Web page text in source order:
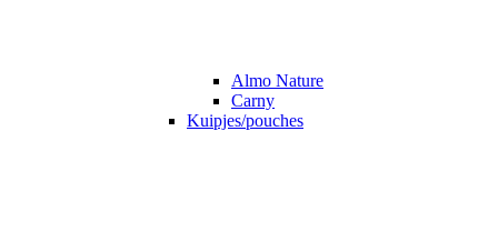
Almo Nature
Carny
Kuipjes/pouches